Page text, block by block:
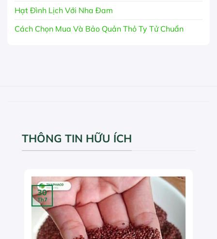
Hạt Đình Lịch Với Nha Đam
Cách Chọn Mua Và Bảo Quản Thỏ Ty Tử Chuẩn
THÔNG TIN HỮU ÍCH
30
Th7